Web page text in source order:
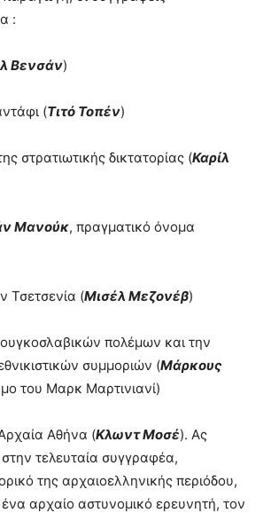
:
Βενσάν)
(Τιτό Τοπέν)
στρατιωτικής δικτατορίας (Καρίλ
Μανούκ, πραγματικό όνομα
Τσετσενία (Μισέλ Μεζονέβ)
πολέμων και την
συμμοριών (Μάρκους
του Μαρκ Μαρτινιανί)
Αθήνα (Κλωντ Μοσέ). Ας
στην τελευταία συγγραφέα,
της αρχαιοελληνικής περιόδου,
αρχαίο αστυνομικό ερευνητή, τον